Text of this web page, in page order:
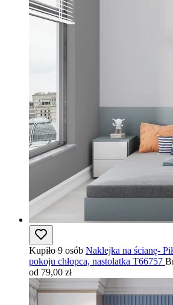
Kupiło 9 osób Naklejka na ścianę-
pokoju chłopca, nastolatka T66757
od 79,00 zł